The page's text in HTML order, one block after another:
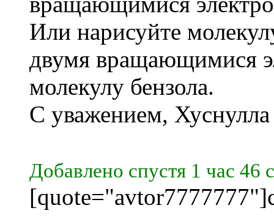
Или нарисуйте
двумя вращающимися
молекулу бензола.
С уважением, Хуснулла
Добавлено спустя 1 час 46